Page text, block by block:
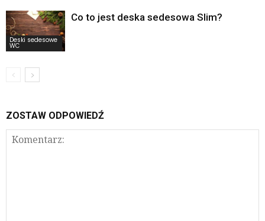
Deski sedesowe
WC
Co to jest deska sedesowa Slim?
ZOSTAW ODPOWIEDŹ